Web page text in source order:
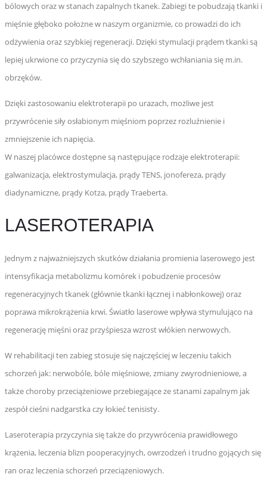
bólowych oraz w stanach zapalnych tkanek. Zabiegi te pobudzają tkanki i
mięśnie głęboko położne w naszym organizmie, co prowadzi do ich
odżywienia oraz szybkiej regeneracji. Dzięki stymulacji prądem tkanki są
lepiej ukrwione co przyczynia się do szybszego wchłaniania się m.in.
obrzęków.
Dzięki zastosowaniu elektroterapii po urazach, możliwe jest
przywrócenie siły osłabionym mięśniom poprzez rozluźnienie i
zmniejszenie ich napięcia.
W naszej placówce dostępne są następujące rodzaje elektroterapii:
galwanizacja, elektrostymulacja, prądy TENS, jonofereza, prądy
diadynamiczne, prądy Kotza, prądy Traeberta.
LASEROTERAPIA
Jednym z najważniejszych skutków działania promienia laserowego jest
intensyfikacja metabolizmu komórek i pobudzenie procesów
regeneracyjnych tkanek (głównie tkanki łącznej i nabłonkowej) oraz
poprawa mikrokrążenia krwi. Światło laserowe wpływa stymulująco na
regenerację mięśni oraz przyśpiesza wzrost włókien nerwowych.
W rehabilitacji ten zabieg stosuje się najczęściej w leczeniu takich
schorzeń jak: nerwobóle, bóle mięśniowe, zmiany zwyrodnieniowe, a
także choroby przeciążeniowe przebiegające ze stanami zapalnym jak
zespół cieśni nadgarstka czy łokieć tenisisty.
Laseroterapia przyczynia się także do przywrócenia prawidłowego
krążenia, leczenia blizn pooperacyjnych, owrzodzeń i trudno gojących się
ran oraz leczenia schorzeń przeciążeniowych.